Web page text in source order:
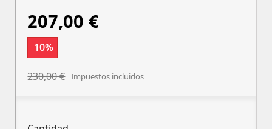
207,00 €
10%
230,00 € Impuestos incluidos